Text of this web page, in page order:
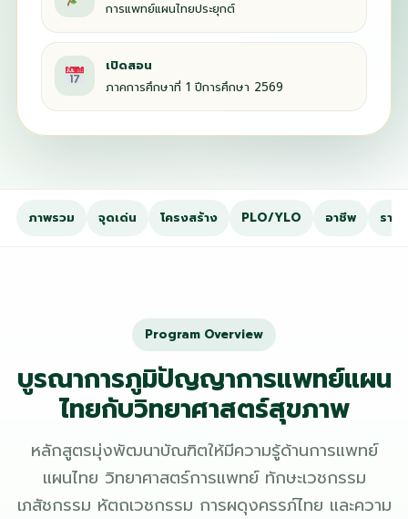
การแพทย์แผนไทยประยุกต์
เปิดสอน
ภาคการศึกษาที่ 1 ปีการศึกษา 2569
ภาพรวม จุดเด่น โครงสร้าง PLO/YLO อาชีพ ราย
Program Overview
บูรณาการภูมิปัญญาการแพทย์แผน
ไทยกับวิทยาศาสตร์สุขภาพ
หลักสูตรมุ่งพัฒนาบัณฑิตให้มีความรู้ด้านการแพทย์
แผนไทย วิทยาศาสตร์การแพทย์ ทักษะเวชกรรม
เภสัชกรรม หัตถเวชกรรม การผดุงครรภ์ไทย และความ